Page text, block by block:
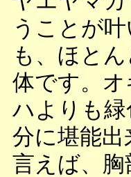
うことが
も、ほと
体です。
ハよりも
分に堪能出
言えば、